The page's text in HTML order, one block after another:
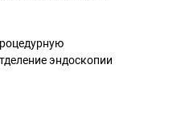
эндоскопии